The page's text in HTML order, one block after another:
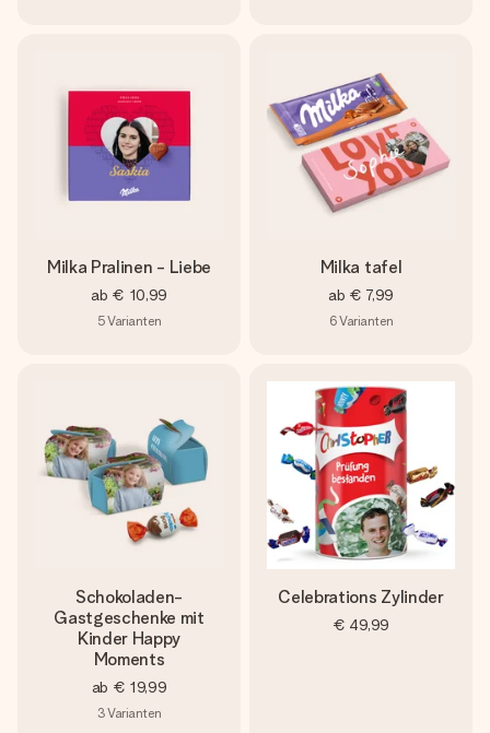
Milka Pralinen - Liebe
ab € 10,99
5Varianten
Milka tafel
ab € 7,99
6Varianten
Schokoladen-
Gastgeschenke mit
Kinder Happy
Moments
ab € 19,99
3Varianten
Celebrations Zylinder
€ 49,99